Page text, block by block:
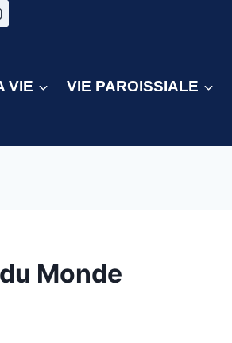
VIE VIE PAROISSIALE
Monde